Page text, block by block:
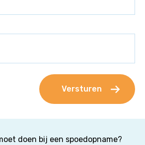
doen bij een spoedopname?